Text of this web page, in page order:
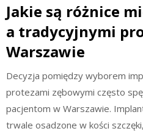
Jakie są różnice
a tradycyjnymi
Warszawie
Decyzja pomiędzy wyborem
protezami zębowymi często
pacjentom w Warszawie.
trwale osadzone w kości